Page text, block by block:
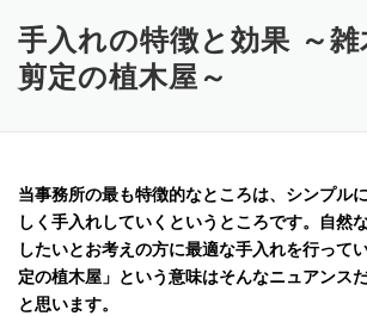
HOME 手入れの特徴 事務所概要
手入れの特徴と効果 ～
剪定の植木屋～
当事務所の最も特徴的なところは、シンプル
しく手入れしていくというところです。自然
したいとお考えの方に最適な手入れを行って
定の植木屋」という意味はそんなニュアンス
と思います。